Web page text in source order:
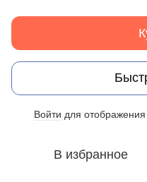
Войти для
В избранное